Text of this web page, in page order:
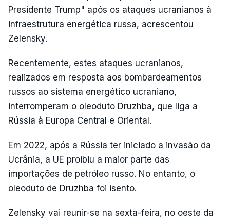
Presidente Trump" após os ataques ucranianos à
infraestrutura energética russa, acrescentou
Zelensky.
Recentemente, estes ataques ucranianos,
realizados em resposta aos bombardeamentos
russos ao sistema energético ucraniano,
interromperam o oleoduto Druzhba, que liga a
Rússia à Europa Central e Oriental.
Em 2022, após a Rússia ter iniciado a invasão da
Ucrânia, a UE proibiu a maior parte das
importações de petróleo russo. No entanto, o
oleoduto de Druzhba foi isento.
Zelensky vai reunir-se na sexta-feira, no oeste da